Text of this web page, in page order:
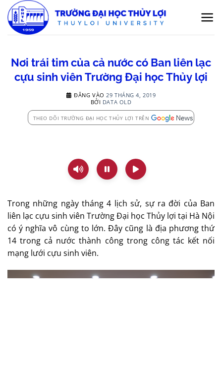
qua
nội
Nơi trái tim của cả nước có Ban liên lạc
cựu sinh viên Trường Đại học Thủy lợi
ĐĂNG VÀO 29 THÁNG 4, 2019
BỞI DATA OLD
THEO DÕI TRƯỜNG ĐẠI HỌC THỦY LỢI TRÊN
Trong những ngày tháng 4 lịch sử, sự ra đời của Ban
liên lạc cựu sinh viên Trường Đại học Thủy lợi tại Hà Nội
có ý nghĩa vô cùng to lớn. Đây cũng là địa phương thứ
14 trong cả nước thành công trong công tác kết nối
mạng lưới cựu sinh viên.